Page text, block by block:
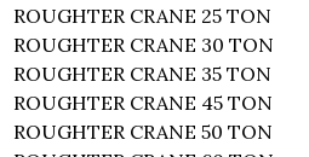
ROUGHTER CRANE 25 TON
ROUGHTER CRANE 30 TON
ROUGHTER CRANE 35 TON
ROUGHTER CRANE 45 TON
ROUGHTER CRANE 50 TON